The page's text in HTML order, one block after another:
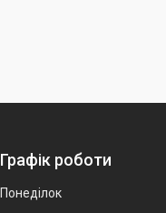
Графік роботи
Понеділок